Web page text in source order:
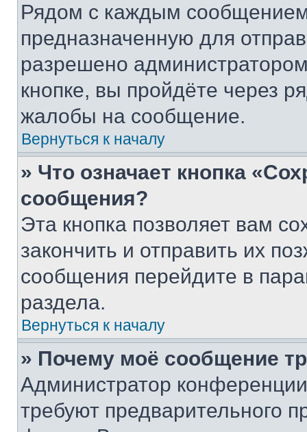
Рядом с каждым сообщением
предназначенную для
разрешено
кнопке, вы пройдёте через
жалобы на сообщение.
Вернуться к началу
» Что означает кнопка
сообщения?
Эта кнопка позволяет вам
закончить и отправить их
сообщения перейдите в
раздела.
Вернуться к началу
» Почему моё сообщение
Администратор
требуют предварительного